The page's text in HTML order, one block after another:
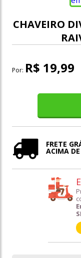
CHAVEIRO
Por: R$ 19,99
FRETE
ACIMA